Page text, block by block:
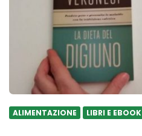
ALIMENTAZIONE LIBRI E EBOOK